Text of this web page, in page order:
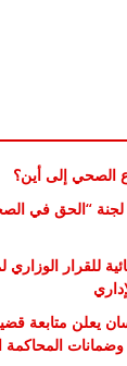
الصحي إلى أين؟
“الحق في
للقرار الوزاري
يعلن متابعة
وضمانات